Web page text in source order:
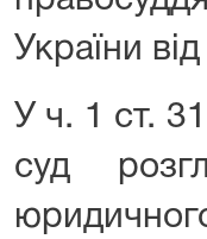
України
У ч. 1 ст.
суд